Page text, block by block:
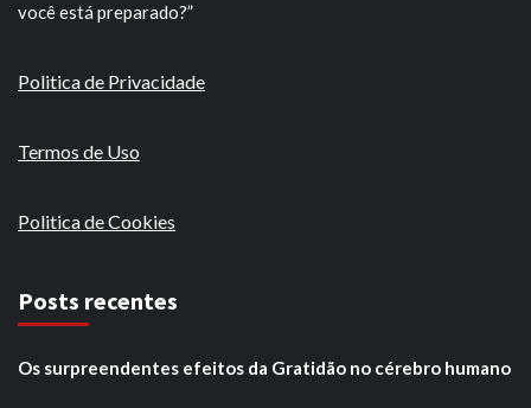
você está preparado?”
Politica de Privacidade
Termos de Uso
Politica de Cookies
Posts recentes
Os surpreendentes efeitos da Gratidão no cérebro humano